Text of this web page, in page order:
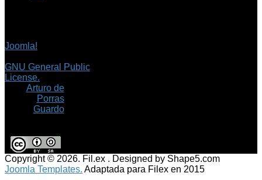
Joomla!
GNU General Public
License.
Arturo de
Porras
Guardo
Copyright © 2026. Fil.ex . Designed by Shape5.com
Joomla Templates. Adaptada para Filex en 2015